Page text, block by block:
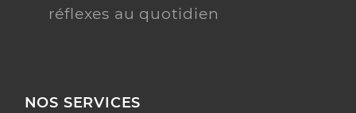
réflexes au quotidien
NOS SERVICES